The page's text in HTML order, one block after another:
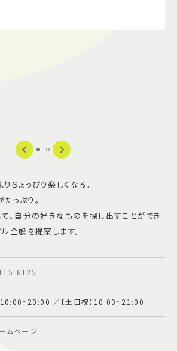
ちょっぴり楽しくなる。
っぷり。
て、自分の好きなものを探し出すことができ
全般を提案します。
6125
10:00~20:00 ／【土日祝】10:00~21:00
ムページ